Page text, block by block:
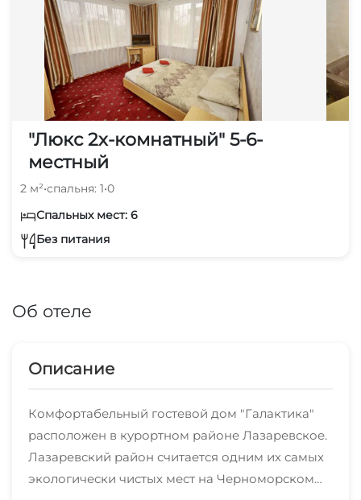
"Люкс 2х-комнатный" 5-6-
местный
2 м²•спальня: 1•0
Спальных мест: 6
Без питания
Об отеле
Описание
Комфортабельный гостевой дом "Галактика"
расположен в курортном районе Лазаревское.
Лазаревский район считается одним их самых
экологически чистых мест на Черноморском